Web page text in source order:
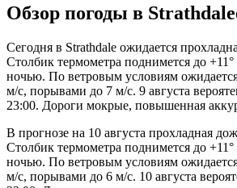
Обзор погоды в
Сегодня в Strathdale ожидается
Столбик термометра поднимется до
ночью. По ветровым условиям
м/с, порывами до 7 м/с. 9 августа
23:00. Дороги мокрые, повышенная
В прогнозе на 10 августа прохладная
Столбик термометра поднимется до
ночью. По ветровым условиям
м/с, порывами до 6 м/с. 10 августа